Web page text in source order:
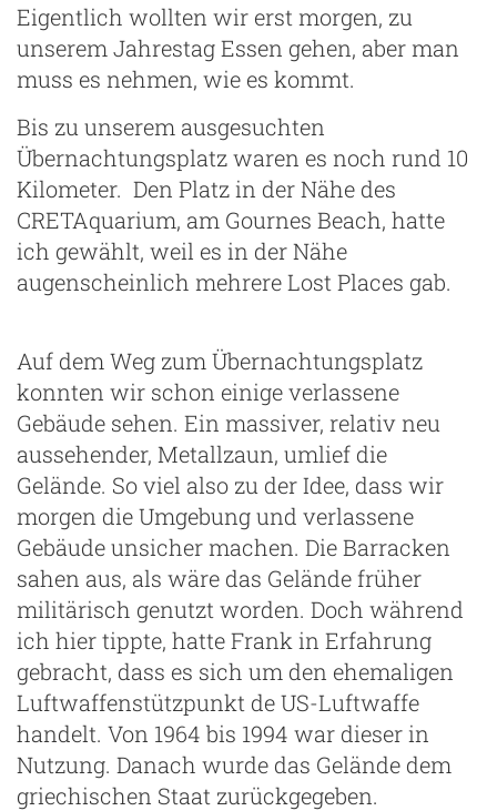
Eigentlich wollten wir erst morgen, zu
unserem Jahrestag Essen gehen, aber man
muss es nehmen, wie es kommt.
Bis zu unserem ausgesuchten
Übernachtungsplatz waren es noch rund 10
Kilometer. Den Platz in der Nähe des
CRETAquarium, am Gournes Beach, hatte
ich gewählt, weil es in der Nähe
augenscheinlich mehrere Lost Places gab.
Auf dem Weg zum Übernachtungsplatz
konnten wir schon einige verlassene
Gebäude sehen. Ein massiver, relativ neu
aussehender, Metallzaun, umlief die
Gelände. So viel also zu der Idee, dass wir
morgen die Umgebung und verlassene
Gebäude unsicher machen. Die Barracken
sahen aus, als wäre das Gelände früher
militärisch genutzt worden. Doch während
ich hier tippte, hatte Frank in Erfahrung
gebracht, dass es sich um den ehemaligen
Luftwaffenstützpunkt de US-Luftwaffe
handelt. Von 1964 bis 1994 war dieser in
Nutzung. Danach wurde das Gelände dem
griechischen Staat zurückgegeben.